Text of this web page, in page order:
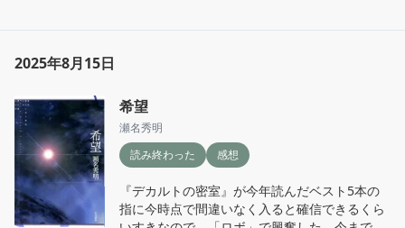
2025年8月15日
希望
瀬名秀明
読み終わった
感想
『デカルトの密室』が今年読んだベスト5本の
指に今時点で間違いなく入ると確信できるくら